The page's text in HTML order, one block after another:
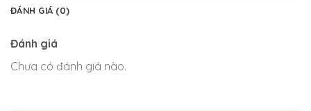
ĐÁNH GIÁ (0)
Đánh giá
Chưa có đánh giá nào.